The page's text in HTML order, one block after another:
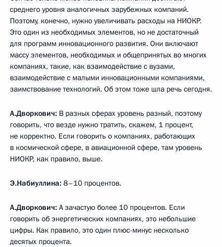
среднего уровня аналогичных зарубежных компаний.
Поэтому, конечно, нужно увеличивать расходы на НИОКР.
Это один из необходимых элементов, но не достаточный
для программ инновационного развития. Они включают
массу элементов, необходимых и общепринятых во многих
компаниях, такие, как взаимодействие с вузами,
взаимодействие с малыми инновационными компаниями,
заимствование технологий. Об этом тоже шла речь сегодня.
А.Дворкович: В разных сферах уровень разный, поэтому
говорить, что везде нужно тратить, скажем, 1 процент,
не корректно. Если говорить о компаниях, работающих
в космической сфере, в авиационной сфере, там уровень
НИОКР, как правило, выше.
Э.Набиуллина: 8–10 процентов.
А.Дворкович: А зачастую более 10 процентов. Если
говорить об энергетических компаниях, это небольшие
цифры. Как правило, это один плюс-минус несколько
десятых процента.